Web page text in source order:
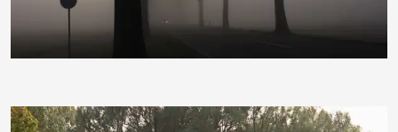
moorhenne